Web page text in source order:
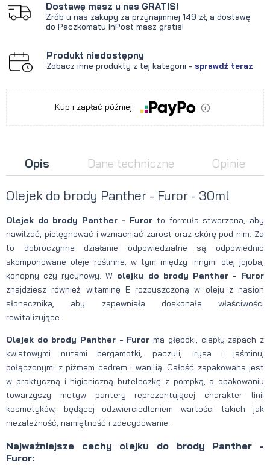
Dostawę masz u nas GRATIS!
Zrób u nas zakupy za przynajmniej 149 zł, a dostawę
do Paczkomatu InPost masz gratis!
Produkt niedostępny
Zobacz inne produkty z tej kategorii - sprawdź teraz
Kup i zapłać później
Opis Dane techniczne Opinie
Olejek do brody Panther - Furor - 30ml
Olejek do brody Panther - Furor to formuła stworzona, aby
nawilżać, pielęgnować i wzmacniać zarost oraz skórę pod nim. Za
to dobroczynne działanie odpowiedzialne są odpowiednio
skomponowane oleje roślinne, w tym między innymi olej jojoba,
konopny czy rycynowy. W olejku do brody Panther - Furor
znajdziesz również witaminę E rozpuszczoną w oleju z nasion
słonecznika, aby zapewniała doskonałe właściwości
rewitalizujące.
Olejek do brody Panther - Furor ma głęboki, ciepły zapach z
kwiatowymi nutami bergamotki, paczuli, irysa i jaśminu,
połączonymi z piżmem cedrem i wanilią. Całość zapakowana jest
w praktyczną i higieniczną buteleczkę z pompką, a opakowaniu
towarzyszy motyw pantery reprezentującej charakter linii
kosmetyków, będącej odzwierciedleniem wartości takich jak
niezależność, namiętność i zdecydowanie.
Najważniejsze cechy olejku do brody Panther -
Furor: